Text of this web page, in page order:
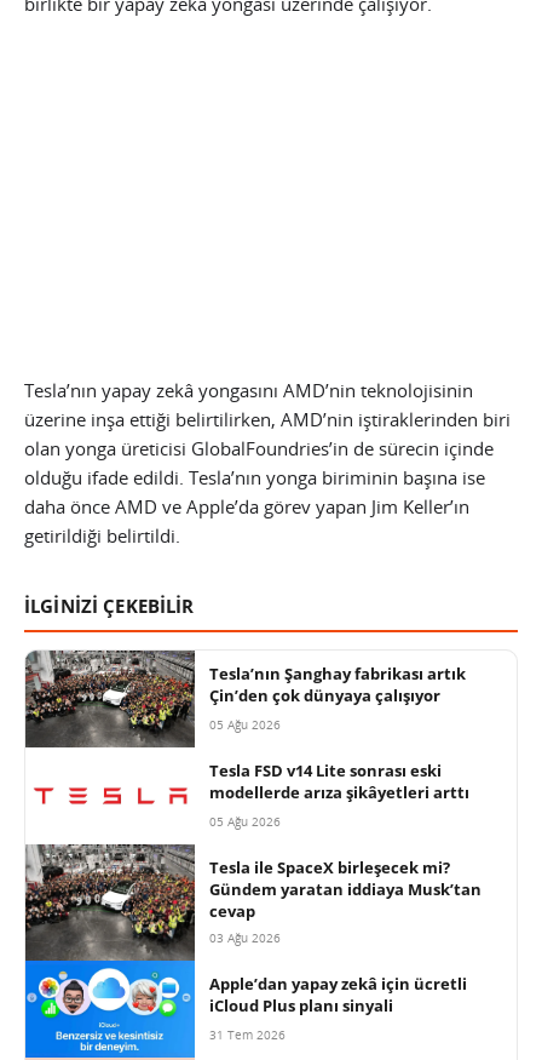
Tesla’nın yapay zekâ yongasını AMD’nin teknolojisinin
üzerine inşa ettiği belirtilirken, AMD’nin iştiraklerinden biri
olan yonga üreticisi GlobalFoundries’in de sürecin içinde
olduğu ifade edildi. Tesla’nın yonga biriminin başına ise
daha önce AMD ve Apple’da görev yapan Jim Keller’ın
getirildiği belirtildi.
İLGİNİZİ ÇEKEBİLİR
Tesla’nın Şanghay fabrikası artık
Çin’den çok dünyaya çalışıyor
05 Ağu 2026
Tesla FSD v14 Lite sonrası eski
modellerde arıza şikâyetleri arttı
05 Ağu 2026
Tesla ile SpaceX birleşecek mi?
Gündem yaratan iddiaya Musk’tan
cevap
03 Ağu 2026
Apple’dan yapay zekâ için ücretli
iCloud Plus planı sinyali
31 Tem 2026